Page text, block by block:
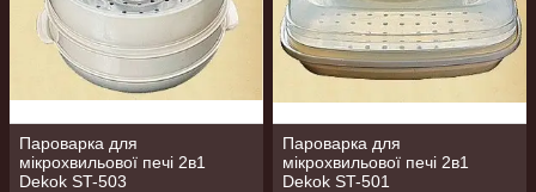
Пароварка для
мікрохвильової печі 2в1
Dekok ST-503
Пароварка для
мікрохвильової печі 2в1
Dekok ST-501